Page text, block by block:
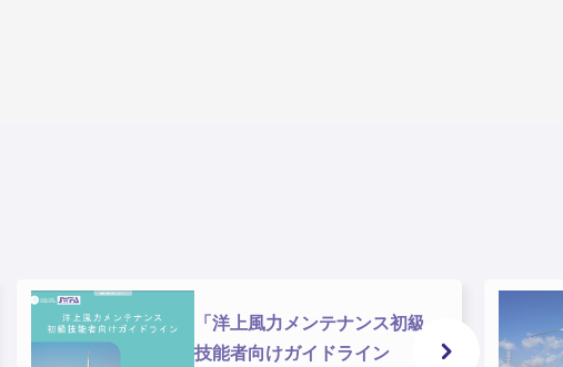
「洋上風力メンテナンス初級
技能者向けガイドライン